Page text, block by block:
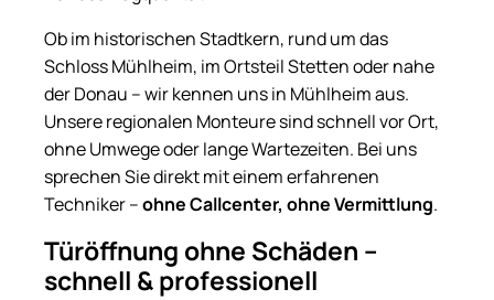
Ob im historischen Stadtkern, rund um das
Schloss Mühlheim, im Ortsteil Stetten oder nahe
der Donau – wir kennen uns in Mühlheim aus.
Unsere regionalen Monteure sind schnell vor Ort,
ohne Umwege oder lange Wartezeiten. Bei uns
sprechen Sie direkt mit einem erfahrenen
Techniker –ohne Callcenter, ohne Vermittlung.
Türöffnung ohne Schäden –
schnell & professionell